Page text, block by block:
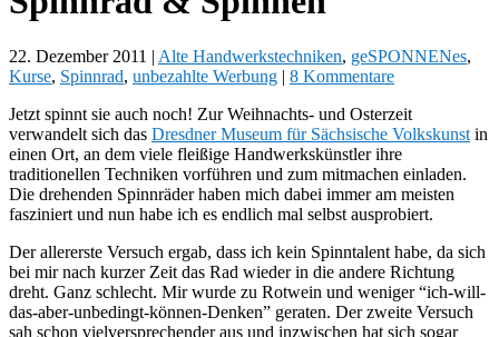
22. Dezember 2011 | Alte Handwerkstechniken, geSPONNENes,
Kurse, Spinnrad, unbezahlte Werbung | 8 Kommentare
Jetzt spinnt sie auch noch! Zur Weihnachts- und Osterzeit
verwandelt sich das Dresdner Museum für Sächsische Volkskunst in
einen Ort, an dem viele fleißige Handwerkskünstler ihre
traditionellen Techniken vorführen und zum mitmachen einladen.
Die drehenden Spinnräder haben mich dabei immer am meisten
fasziniert und nun habe ich es endlich mal selbst ausprobiert.
Der allererste Versuch ergab, dass ich kein Spinntalent habe, da sich
bei mir nach kurzer Zeit das Rad wieder in die andere Richtung
dreht. Ganz schlecht. Mir wurde zu Rotwein und weniger “ich-will-
das-aber-unbedingt-können-Denken” geraten. Der zweite Versuch
sah schon vielversprechender aus und inzwischen hat sich sogar